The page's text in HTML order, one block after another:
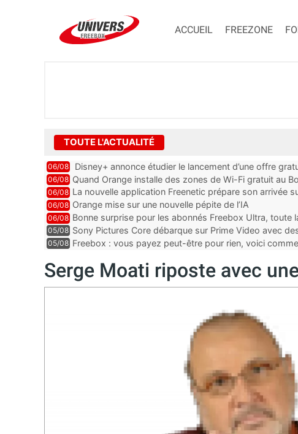
ACCUEIL FREEZONE
TOUTE L'ACTUALITÉ
06/08 Disney+ annonce étudier le lancement d’une offre
06/08 Quand Orange installe des zones de Wi-Fi gratuit au
06/08 La nouvelle application Freenetic prépare son arrivée
abonnés Freebox, testez la
06/08 Orange mise sur une nouvelle pépite de l’IA
06/08 Bonne surprise pour les abonnés Freebox Ultra, toute
inclus
05/08 Sony Pictures Core débarque sur Prime Video avec
05/08 Freebox : vous payez peut-être pour rien, voici
Serge Moati riposte avec